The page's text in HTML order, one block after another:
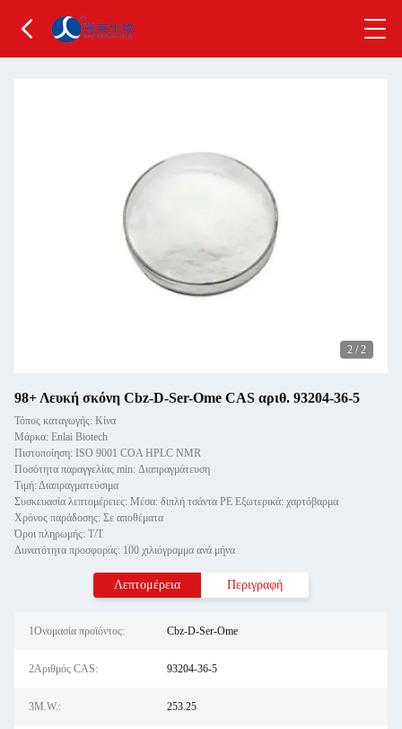
2 / 2
98+ Λευκή σκόνη Cbz-D-Ser-Ome CAS αριθ. 93204-36-5
Τόπος καταγωγής: Κίνα
Μάρκα: Enlai Biotech
Πιστοποίηση: ISO 9001 COA HPLC NMR
Ποσότητα παραγγελίας min: Διαπραγμάτευση
Τιμή: Διαπραγματεύσιμα
Συσκευασία λεπτομέρειες: Μέσα: διπλή τσάντα PE Εξωτερικά: χαρτόβαρμα
Χρόνος παράδοσης: Σε αποθέματα
Όροι πληρωμής: Τ/Τ
Δυνατότητα προσφοράς: 100 χιλιόγραμμα ανά μήνα
Λεπτομέρεια Περιγραφή
1Ονομασία προϊόντος: Cbz-D-Ser-Ome
2Αριθμός CAS: 93204-36-5
3M.W.: 253.25